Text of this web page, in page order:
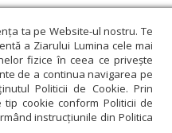
ta pe Website-ul nostru. Te
a Ziarului Lumina cele mai
fizice în ceea ce privește
de a continua navigarea pe
Politicii de Cookie. Prin
cookie conform Politicii de
instrucțiunile din Politica
In memoriam
Opinii